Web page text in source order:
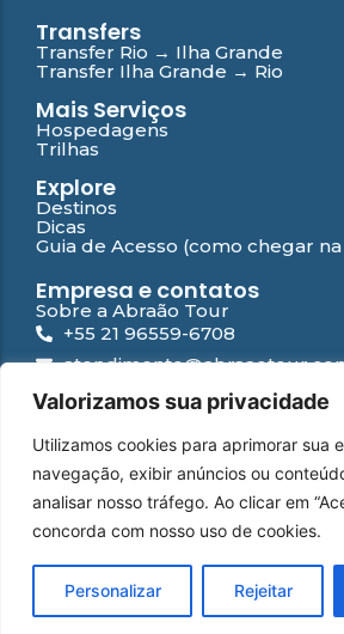
Valorizamos sua privacidade
Utilizamos cookies para aprimorar sua
navegação, exibir anúncios ou
analisar nosso tráfego. Ao clicar em
concorda com nosso uso de cookies.
Personalizar Rejeitar
Transfers
Transfer Rio → Ilha Grande
Transfer Ilha Grande → Rio
Mais Serviços
Hospedagens
Trilhas
Explore
Destinos
Dicas
Guia de Acesso (como chegar
Empresa e contatos
Sobre a Abraão Tour
+55 21 96559-6708
Ilha Grande
Suporte
Contato
Falar com especialista
Perguntas Frequentes
Política de privacidade
WhatsApp Instagram
© 2026 Abraão Tour | Desenvolvido